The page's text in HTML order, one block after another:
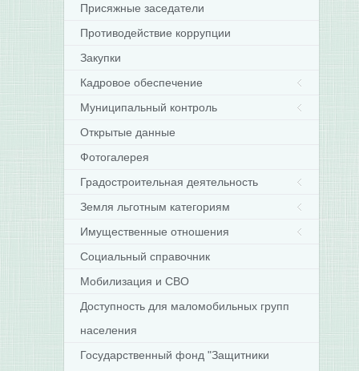
Присяжные заседатели
Противодействие коррупции
Закупки
Кадровое обеспечение
Муниципальный контроль
Открытые данные
Фотогалерея
Градостроительная деятельность
Земля льготным категориям
Имущественные отношения
Социальный справочник
Мобилизация и СВО
Доступность для маломобильных групп
населения
Государственный фонд "Защитники